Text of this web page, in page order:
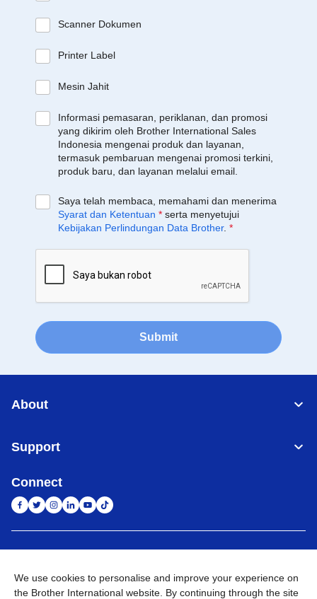
Scanner Dokumen
Printer Label
Mesin Jahit
Informasi pemasaran, periklanan, dan promosi
yang dikirim oleh Brother International Sales
Indonesia mengenai produk dan layanan,
termasuk pembaruan mengenai promosi terkini,
produk baru, dan layanan melalui email.
Saya telah membaca, memahami dan menerima
Syarat dan Ketentuan * serta menyetujui
Kebijakan Perlindungan Data Brother. *
Submit
About
Support
Connect
Privacy Policy Ketentuan Penggunaan Site Map Kunjungi Situs Global
We use cookies to personalise and improve your experience on
the Brother International website. By continuing through the site